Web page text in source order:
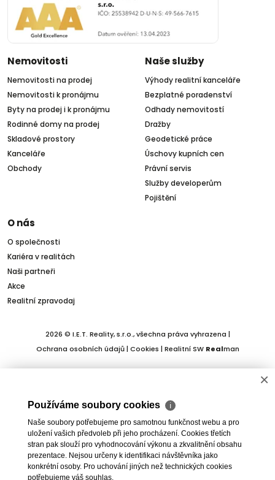
Nemovitosti
Nemovitosti na prodej
Nemovitosti k pronájmu
Byty na prodej i k pronájmu
Rodinné domy na prodej
Skladové prostory
Kanceláře
Obchody
Naše služby
Výhody realitní kanceláře
Bezplatné poradenství
Odhady nemovitostí
Dražby
Geodetické práce
Úschovy kupních cen
Právní servis
Služby developerům
Pojištění
O nás
O společnosti
Kariéra v realitách
Naši partneři
Akce
Realitní zpravodaj
2026 © I.E.T. Reality, s.r.o., všechna práva vyhrazena |
Ochrana osobních údajů| Cookies | Realitní SW Realman
×
Používáme soubory cookies ℹ
Naše soubory potřebujeme pro samotnou funkčnost webu a pro
uložení vašich předvoleb při jeho procházení. Cookies třetích
stran pak slouží pro vyhodnocování výkonu a zkvalitnění obsahu
prezentace. Nejsou určeny k identifikaci návštěvníka jako
konkrétní osoby. Pro uchování jiných než technických cookies
potřebujeme váš souhlas.